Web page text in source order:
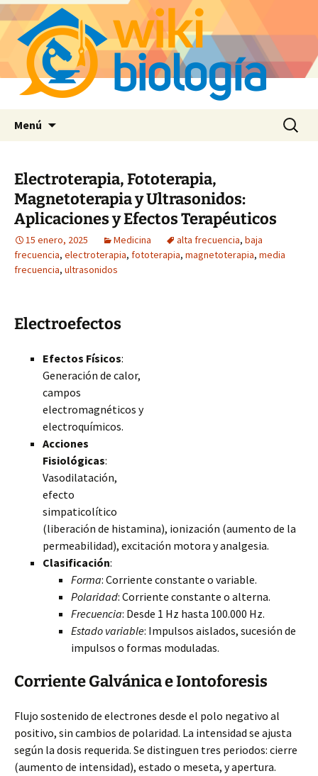
Menú Buscar:
Electroterapia, Fototerapia,
Magnetoterapia y Ultrasonidos:
Aplicaciones y Efectos Terapéuticos
15 enero, 2025 Medicina alta frecuencia, baja
frecuencia, electroterapia, fototerapia, magnetoterapia, media
frecuencia, ultrasonidos
Electroefectos
Efectos Físicos:
Generación de calor,
campos
electromagnéticos y
electroquímicos.
Acciones
Fisiológicas:
Vasodilatación,
efecto
simpaticolítico
(liberación de histamina), ionización (aumento de la
permeabilidad), excitación motora y analgesia.
Clasificación:
Forma: Corriente constante o variable.
Polaridad: Corriente constante o alterna.
Frecuencia: Desde 1 Hz hasta 100.000 Hz.
Estado variable: Impulsos aislados, sucesión de
impulsos o formas moduladas.
Corriente Galvánica eIontoforesis
Flujo sostenido de electrones desde el polo negativo al
positivo, sin cambios de polaridad. La intensidad se ajusta
según la dosis requerida. Se distinguen tres periodos: cierre
(aumento de intensidad), estado o meseta, y apertura.